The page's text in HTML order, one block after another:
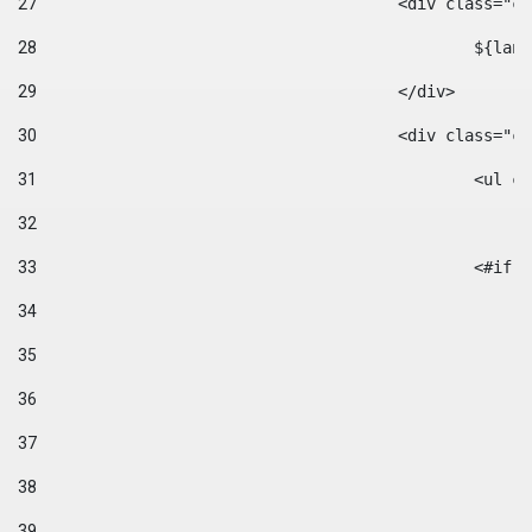
28
29
					</div>
30
<div
31
32
33
34
35
36
37
38